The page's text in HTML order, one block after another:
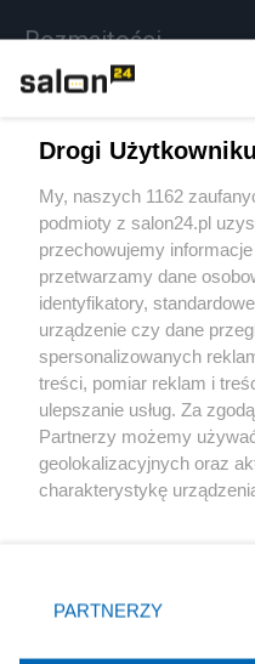
Rozmaitości
Sport
Społeczeństwo
Kultura
X Facebook
Drogi
My, naszych 1162
podmioty z salon24.pl
przechowujemy
przetwarzamy dane
identyfikatory,
urządzenie czy dane
spersonalizowanych
treści, pomiar reklam i
ulepszanie usług. Za
Partnerzy możemy
geolokalizacyjnych oraz
charakterystykę
zmienić/wycofać klikając
znajdujący się w lewym
rodzaje przetwarzania
PARTNERZY